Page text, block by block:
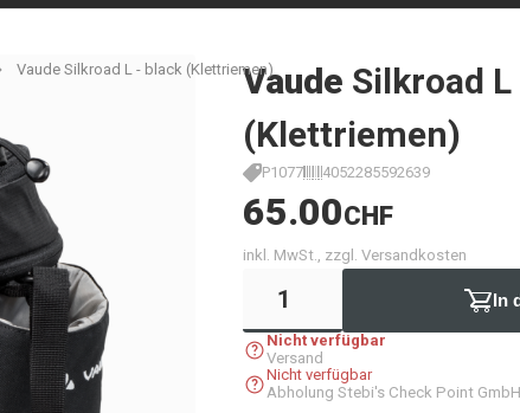
Vaude Silkroad L - black (Klettriemen)Vaude Silkroad
(Klettriemen)
P1077 4052285592639
65.00CHF
inkl. MwSt., zzgl. Versandkosten
In
Nicht verfügbar
Versand
Nicht verfügbar
Abholung Stebi's Check Point GmbH